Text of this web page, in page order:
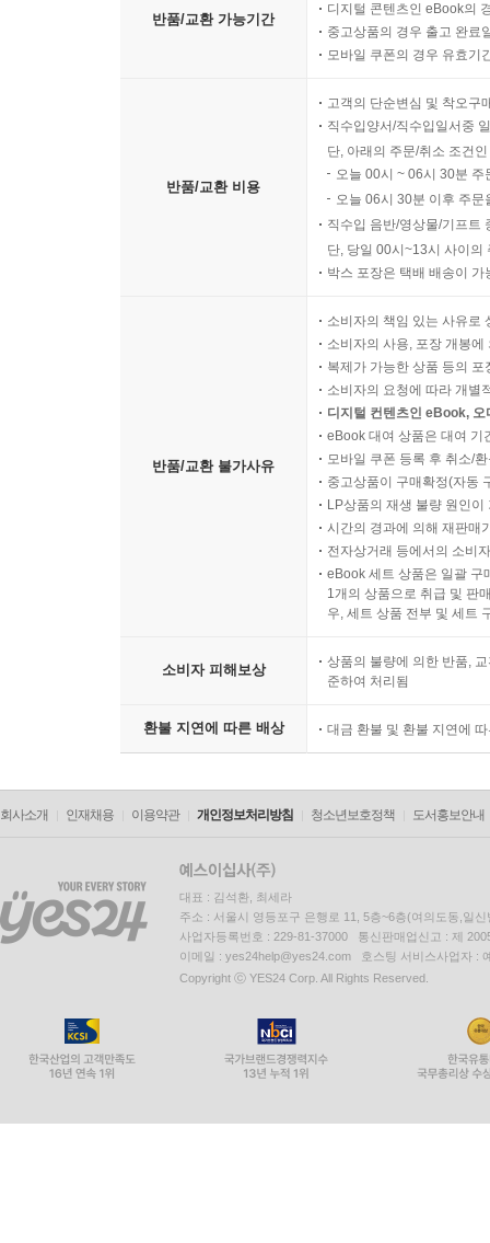
반품/교환 가능기간
디지털 콘텐츠인 eBook의
중고상품의 경우 출고 완료
모바일 쿠폰의 경우 유효기
반품/교환 비용
고객의 단순변심 및 착오구
직수입양서/직수입일서중
단, 아래의 주문/취소 조건
오늘 00시 ~ 06시 30분
오늘 06시 30분 이후 주
직수입 음반/영상물/기프트
단, 당일 00시~13시 사이의
박스 포장은 택배 배송이
반품/교환 불가사유
소비자의 책임 있는 사유로
소비자의 사용, 포장 개봉
복제가 가능한 상품 등의
소비자의 요청에 따라 개별
디지털 컨텐츠인 eBook,
eBook 대여 상품은 대여 기
모바일 쿠폰 등록 후 취소/
중고상품이 구매확정(자동
LP상품의 재생 불량 원인
시간의 경과에 의해 재판매
전자상거래 등에서의 소비
eBook 세트 상품은 일괄 구
1개의 상품으로 취급 및 판
우, 세트 상품 전부 및 세트
소비자 피해보상
상품의 불량에 의한 반품,
준하여 처리됨
환불 지연에 따른 배상 대금 환불 및 환불 지연에
회사소개 인재채용 이용약관 개인정보처리방침 청소년보호정책 도서홍보안내
대표 : 김석환, 최세라
주소 : 서울시 영등포구 은행로 11, 5층~6층(여의도동,일신
사업자등록번호 : 229-81-37000 통신판매업신고 : 제
이메일 : yes24help@yes24.com 호스팅 서비스사업자 :
Copyright ⓒ YES24 Corp. All Rights Reserved.